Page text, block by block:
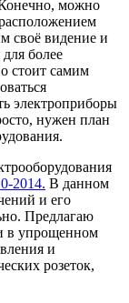
можно
своё видение и
более
стоит самим
электроприборы
нужен план
2014. В данном
и его
Предлагаю
в упрощенном
и
розеток,